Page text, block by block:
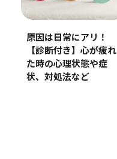
原因は日常にアリ！
【診断付き】心が疲れ
た時の心理状態や症
状、対処法など